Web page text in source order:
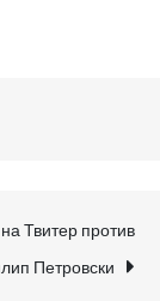
Твитер против
Петровски